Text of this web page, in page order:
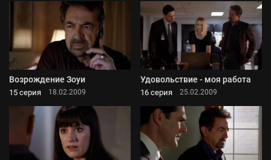
Возрождение Зоуи
15 серия 18.02.2009
Удовольствие - моя работа
16 серия 25.02.2009